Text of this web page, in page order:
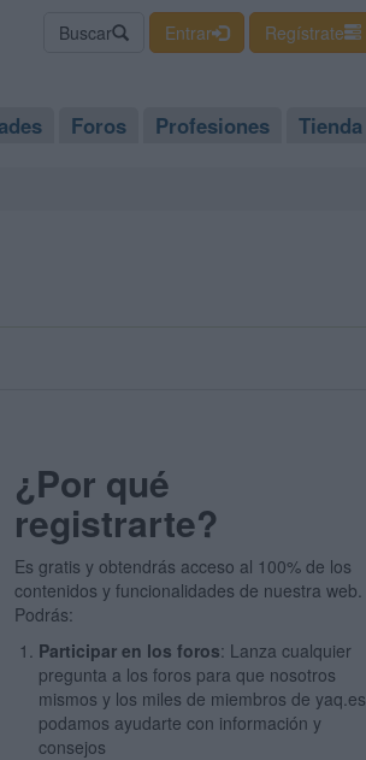
Buscar Entrar Regístrate
Foros Profesiones Tienda
¿Por qué
registrarte?
Es gratis y obtendrás acceso al 100% de los
contenidos y funcionalidades de nuestra web.
Podrás:
Participar en los foros: Lanza cualquier
pregunta a los foros para que nosotros
mismos y los miles de miembros de yaq.es
podamos ayudarte con información y
consejos